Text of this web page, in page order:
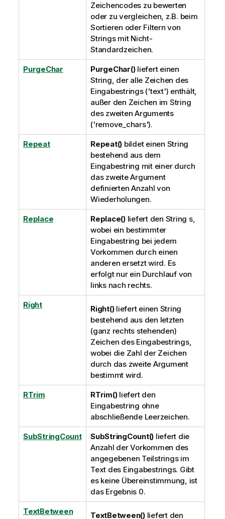
Zeichencodes zu bewerten
oder zu vergleichen, z.B. beim
Sortieren oder Filtern von
Strings mit Nicht-
Standardzeichen.
PurgeChar PurgeChar()liefert einen
String, der alle Zeichen des
Eingabestrings ('text') enthält,
außer den Zeichen im String
des zweiten Arguments
('remove_chars').
Repeat Repeat() bildet einen String
bestehend aus dem
Eingabestring mit einer durch
das zweite Argument
definierten Anzahl von
Wiederholungen.
Replace Replace()liefert den String s,
wobei ein bestimmter
Eingabestring bei jedem
Vorkommen durch einen
anderen ersetzt wird. Es
erfolgt nur ein Durchlauf von
links nach rechts.
Right Right()liefert einen String
bestehend aus den letzten
(ganz rechts stehenden)
Zeichen des Eingabestrings,
wobei die Zahl der Zeichen
durch das zweite Argument
bestimmt wird.
RTrim RTrim()liefert den
Eingabestring ohne
abschließende Leerzeichen.
SubStringCount SubStringCount() liefert die
Anzahl der Vorkommen des
angegebenen Teilstrings im
Text des Eingabestrings. Gibt
es keine Übereinstimmung, ist
das Ergebnis 0.
TextBetween TextBetween()liefert den